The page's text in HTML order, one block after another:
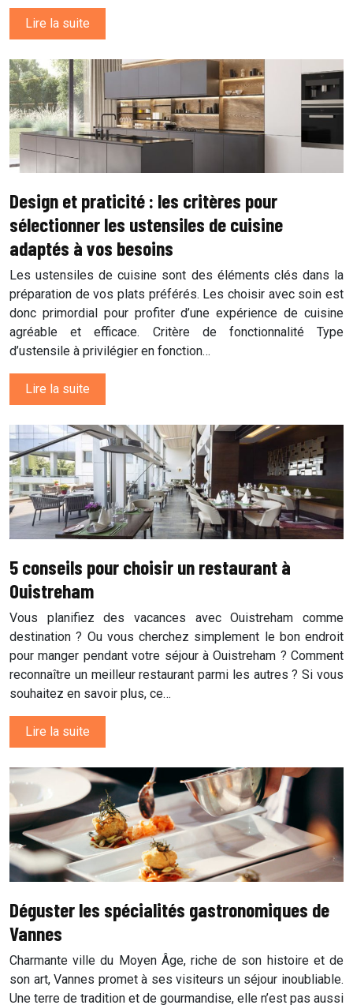
Lire la suite
Design et praticité : les critères pour
sélectionner les ustensiles de cuisine
adaptés à vos besoins
Les ustensiles de cuisine sont des éléments clés dans la
préparation de vos plats préférés. Les choisir avec soin est
donc primordial pour profiter d’une expérience de cuisine
agréable et efficace. Critère de fonctionnalité Type
d’ustensile à privilégier en fonction…
Lire la suite
5 conseils pour choisir un restaurant à
Ouistreham
Vous planifiez des vacances avec Ouistreham comme
destination ? Ou vous cherchez simplement le bon endroit
pour manger pendant votre séjour à Ouistreham ? Comment
reconnaître un meilleur restaurant parmi les autres ? Si vous
souhaitez en savoir plus, ce…
Lire la suite
Déguster les spécialités gastronomiques de
Vannes
Charmante ville du Moyen Âge, riche de son histoire et de
son art, Vannes promet à ses visiteurs un séjour inoubliable.
Une terre de tradition et de gourmandise, elle n’est pas aussi